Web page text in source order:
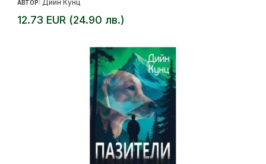
АВТОР: Дийн Кунц
12.73 EUR (24.90 лв.)